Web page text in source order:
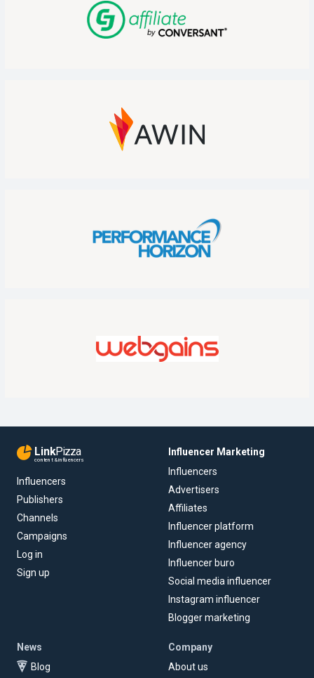
LinkPizza
content & influencers
Influencers
Publishers
Channels
Campaigns
Log in
Sign up
Influencer Marketing
Influencers
Advertisers
Affiliates
Influencer platform
Influencer agency
Influencer buro
Social media influencer
Instagram influencer
Blogger marketing
News
Blog
Company
About us